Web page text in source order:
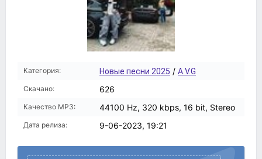
Категория: Новые песни 2025 / A.V.G
Скачано: 626
Качество MP3: 44100 Hz, 320 kbps, 16 bit, Stereo
Дата релиза: 9-06-2023, 19:21